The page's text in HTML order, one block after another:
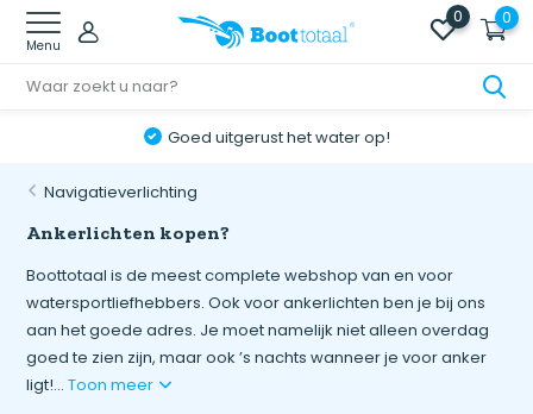
Menu
0 0
Online retourneren: snel & eenvoudig!
Navigatieverlichting
Ankerlichten kopen?
Boottotaal is de meest complete webshop van en voor
watersportliefhebbers. Ook voor ankerlichten ben je bij ons
aan het goede adres. Je moet namelijk niet alleen overdag
goed te zien zijn, maar ook ’s nachts wanneer je voor anker
ligt!...Toon meer